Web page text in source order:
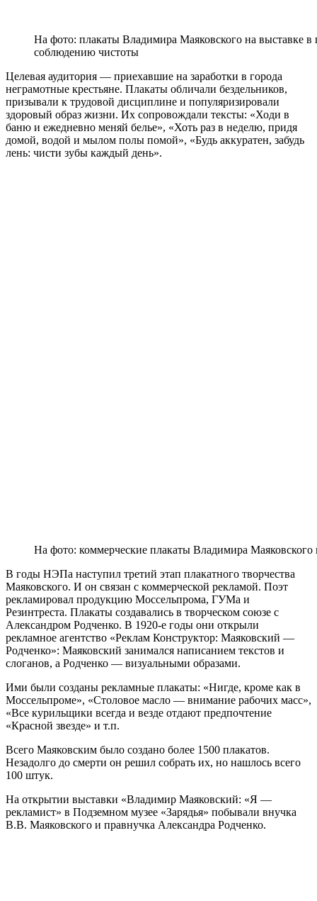
На фото: плакаты Владимира Маяковского на выставке
соблюдению чистоты
Целевая аудитория — приехавшие на заработки в города
неграмотные крестьяне. Плакаты обличали бездельников,
призывали к трудовой дисциплине и популяризировали
здоровый образ жизни. Их сопровождали тексты: «Ходи в
баню и ежедневно меняй белье», «Хоть раз в неделю, придя
домой, водой и мылом полы помой», «Будь аккуратен, забудь
лень: чисти зубы каждый день».
На фото: коммерческие плакаты Владимира Маяковского
В годы НЭПа наступил третий этап плакатного творчества
Маяковского. И он связан с коммерческой рекламой. Поэт
рекламировал продукцию Моссельпрома, ГУМа и
Резинтреста. Плакаты создавались в творческом союзе с
Александром Родченко. В 1920-е годы они открыли
рекламное агентство «Реклам Конструктор: Маяковский —
Родченко»: Маяковский занимался написанием текстов и
слоганов, а Родченко — визуальными образами.
Ими были созданы рекламные плакаты: «Нигде, кроме как в
Моссельпроме», «Столовое масло — внимание рабочих масс»,
«Все курильщики всегда и везде отдают предпочтение
«‎Красной звезде‎» и т.п.
Всего Маяковским было создано более 1500 плакатов.
Незадолго до смерти он решил собрать их, но нашлось всего
100 штук.
На открытии выставки «Владимир Маяковский: «Я —
рекламист» в Подземном музее «Зарядья» побывали внучка
В.В. Маяковского и правнучка Александра Родченко.